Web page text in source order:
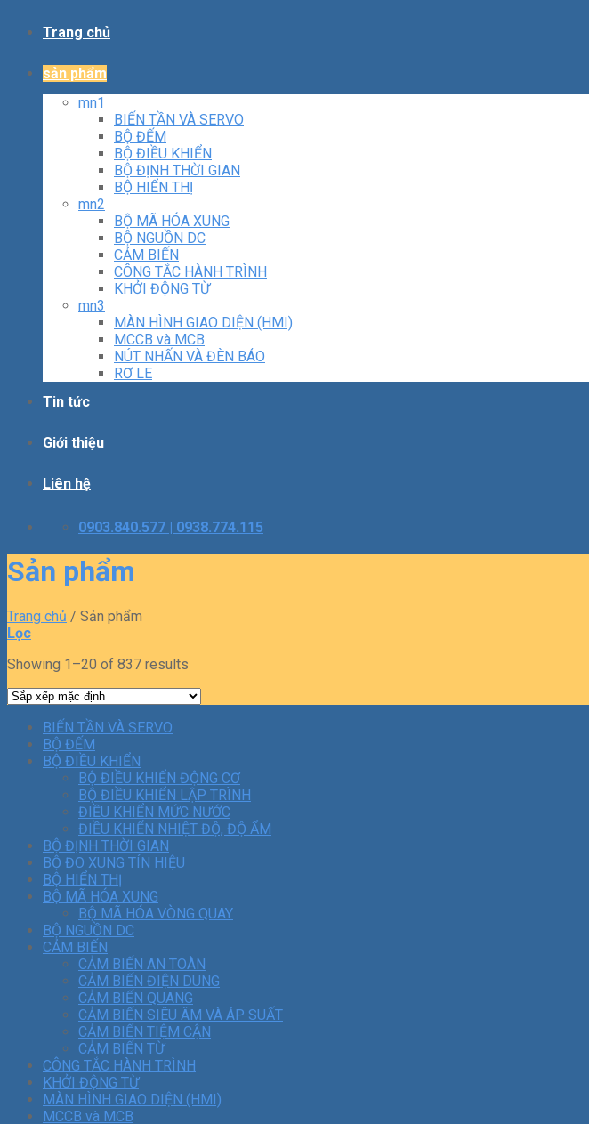
Trang chủ
sản phẩm
mn1
BIẾN TẦN VÀ SERVO
BỘ ĐẾM
BỘ ĐIỀU KHIỂN
BỘ ĐỊNH THỜI GIAN
BỘ HIỂN THỊ
mn2
BỘ MÃ HÓA XUNG
BỘ NGUỒN DC
CẢM BIẾN
CÔNG TẮC HÀNH TRÌNH
KHỞI ĐỘNG TỪ
mn3
MÀN HÌNH GIAO DIỆN (HMI)
MCCB và MCB
NÚT NHẤN VÀ ĐÈN BÁO
RƠ LE
Tin tức
Giới thiệu
Liên hệ
0903.840.577 | 0938.774.115
Sản phẩm
Trang chủ / Sản phẩm
Lọc
Showing 1–20 of 837 results
BIẾN TẦN VÀ SERVO
BỘ ĐẾM
BỘ ĐIỀU KHIỂN
BỘ ĐIỀU KHIỂN ĐỘNG CƠ
BỘ ĐIỀU KHIỂN LẬP TRÌNH
ĐIỀU KHIỂN MỨC NƯỚC
ĐIỀU KHIỂN NHIỆT ĐỘ, ĐỘ ẨM
BỘ ĐỊNH THỜI GIAN
BỘ ĐO XUNG TÍN HIỆU
BỘ HIỂN THỊ
BỘ MÃ HÓA XUNG
BỘ MÃ HÓA VÒNG QUAY
BỘ NGUỒN DC
CẢM BIẾN
CẢM BIẾN AN TOÀN
CẢM BIẾN ĐIỆN DUNG
CẢM BIẾN QUANG
CẢM BIẾN SIÊU ÂM VÀ ÁP SUẤT
CẢM BIẾN TIỆM CẬN
CẢM BIẾN TỪ
CÔNG TẮC HÀNH TRÌNH
KHỞI ĐỘNG TỪ
MÀN HÌNH GIAO DIỆN (HMI)
MCCB và MCB